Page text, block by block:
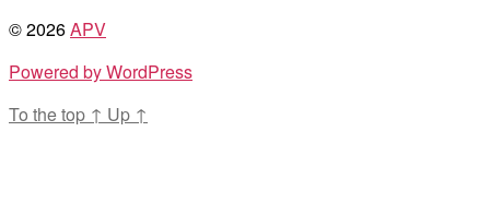
© 2026APV
Powered by WordPress
To the top ↑ Up ↑